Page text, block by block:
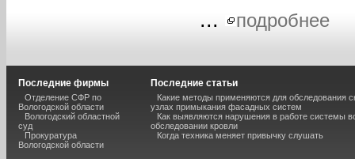
...
подробнее
Последние фирмы
Отделение СФР по
Вологодской области
Вологодский областной
суд
Прокуратура
Вологодской области
Последние статьи
Какие методы применяются для обследования
узлах примыкания фасадных систем
Как выявляются нарушения в работе системы
обследовании кровли
Когда техника меняет привычку слушать